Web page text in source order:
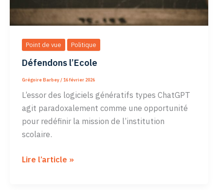
Point de vue Politique
Défendons l’Ecole
Grégoire Barbey/16 février 2026
L’essor des logiciels génératifs types ChatGPT
agit paradoxalement comme une opportunité
pour redéfinir la mission de l’institution
scolaire.
Défendons
Lire l’article »